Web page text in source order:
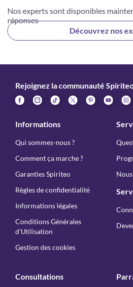
Nos experts sont disponibles
réponses
Découvrez nos
Rejoignez la communauté
Informations
Qui sommes-nous ?
Comment ça marche ?
Garanties Spiriteo
Règles de confidentialité
Informations légales
Conditions Générales
d'Utilisation
Gestion des cookies
Consultations